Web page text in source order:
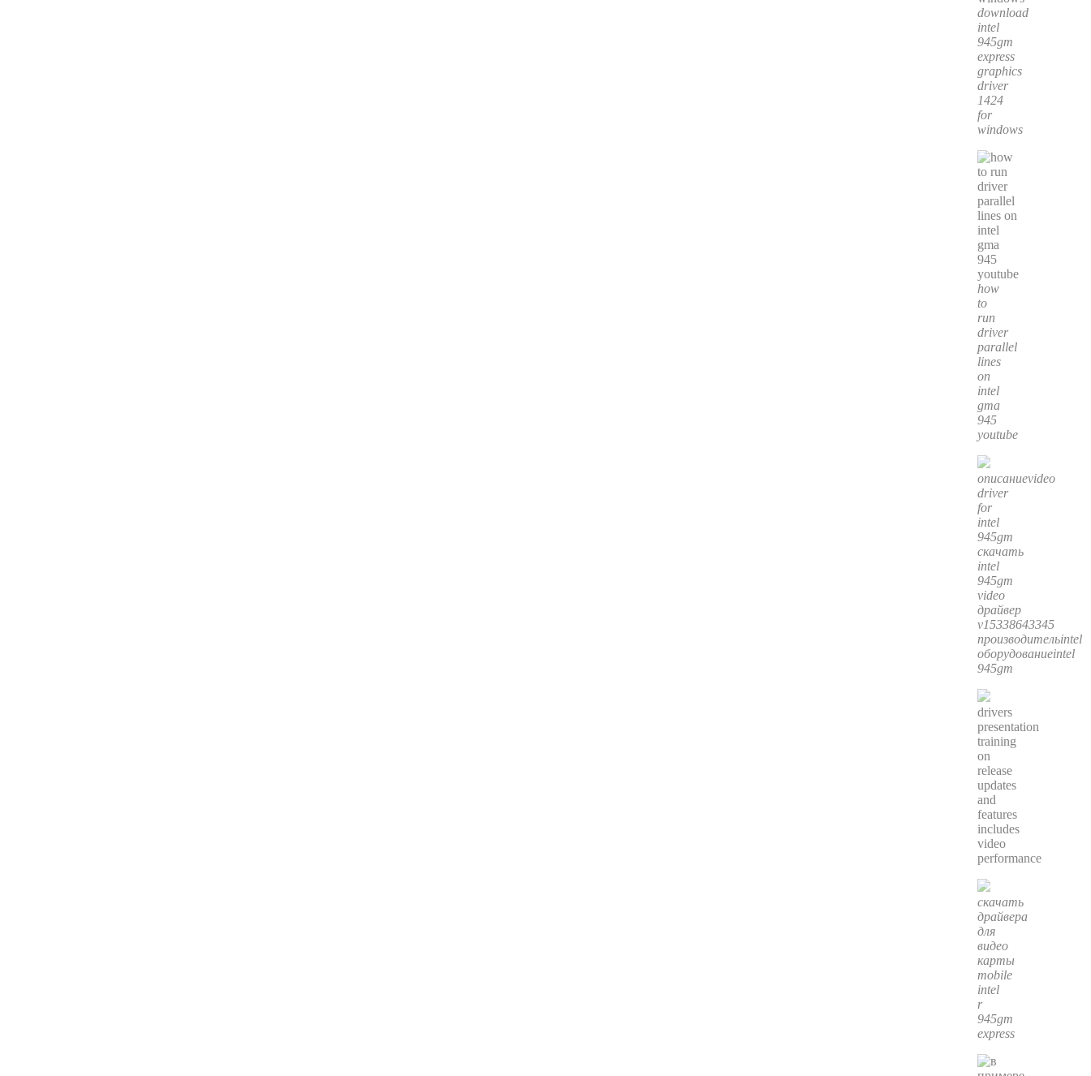
download
intel
945gm
express
graphics
driver
1424
for
windows
how
to
run
driver
parallel
lines
on
intel
gma
945
youtube
описаниеvideo
driver
for
intel
945gm
скачать
intel
945gm
video
драйвер
v15338643345
производительintel
оборудованиеintel
945gm
drivers
presentation
training
on
release
updates
and
features
includes
video
performance
скачать
драйвера
для
видео
карты
mobile
intel
r
945gm
express